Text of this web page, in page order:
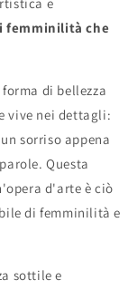
femminilità che
di bellezza
vive nei dettagli:
sorriso appena
Questa
d'arte è ciò
di femminilità e
sottile e